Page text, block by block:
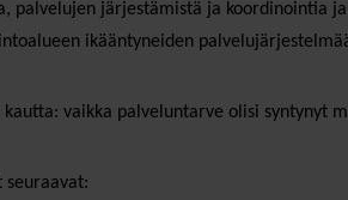
palvelujen järjestämistä ja koordinointia
ikääntyneiden
vaikka palveluntarve olisi syntynyt
seuraavat: